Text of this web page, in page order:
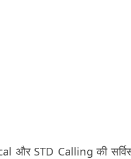
और STD Calling की